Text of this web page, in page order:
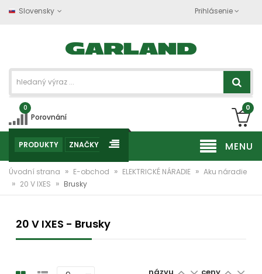
Slovensky Prihlásenie
0
Porovnání
0
MENU
PRODUKTY ZNAČKY
Úvodní strana » E-obchod » ELEKTRICKÉ NÁRADIE » Aku náradie
» 20 V IXES » Brusky
20 V IXES - Brusky